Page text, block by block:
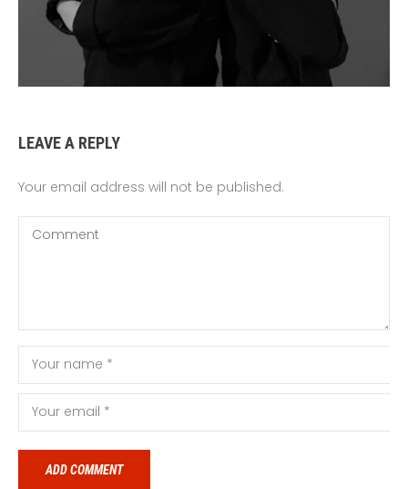
LEAVE A REPLY
Your email address will not be published.